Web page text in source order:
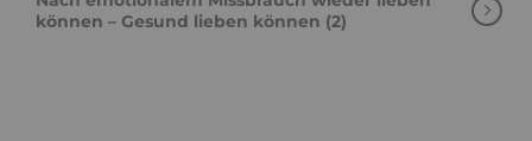
können – Gesund lieben können (2)